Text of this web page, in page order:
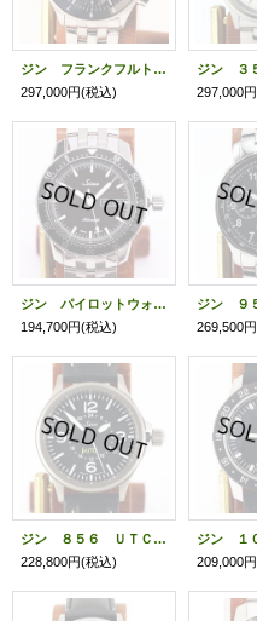
ジン フランクフルト ファイナンシャルクロノ ６０００ 黒文字盤
297,000円(税込)
297,000円
ジン パイロットウォッチ １０４ ＳＴ．ＳＡ 黒文字盤
194,700円(税込)
269,500円
ジン ８５６ ＵＴＣ 黒文字盤
228,800円(税込)
209,000円